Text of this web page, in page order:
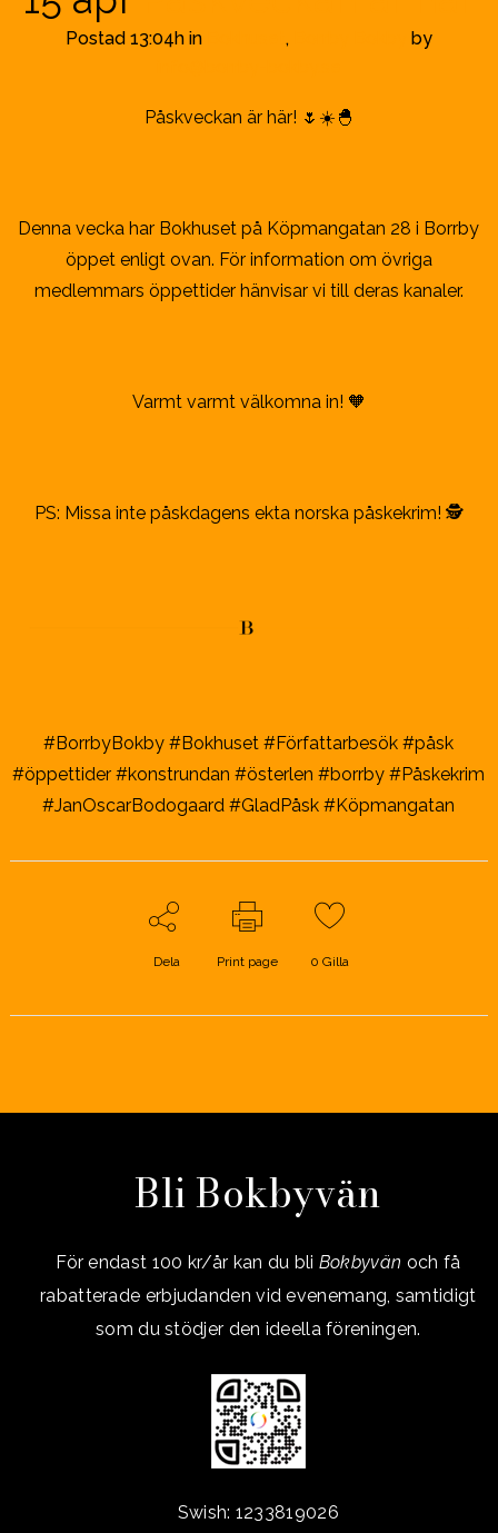
Postad 13:04hin ,
by
Påskveckan är här! 🌷☀️🐣
Denna vecka har Bokhuset på Köpmangatan 28 i Borrby
öppet enligt ovan. För information om övriga
medlemmars öppettider hänvisar vi till deras kanaler.
Varmt varmt välkomna in! 🧡
PS: Missa inte påskdagens ekta norska påskekrim! 🕵️
#BorrbyBokby #Bokhuset #Författarbesök #påsk
#öppettider #konstrundan #österlen #borrby #Påskekrim
#JanOscarBodogaard #GladPåsk #Köpmangatan
Dela Print page 0 Gilla
Bli Bokbyvän
För endast 100 kr/år kan du bli Bokbyvän och få
rabatterade erbjudanden vid evenemang, samtidigt
som du stödjer den ideella föreningen.
Swish: 1233819026